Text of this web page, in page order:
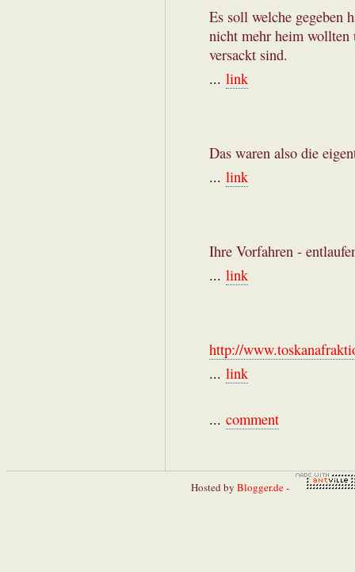
Es soll welche gegeben
nicht mehr heim wollten
versackt sind.
... link
Das waren also die
... link
Ihre Vorfahren -
... link
http://
... link
... comment
Hosted by Blogger.de-